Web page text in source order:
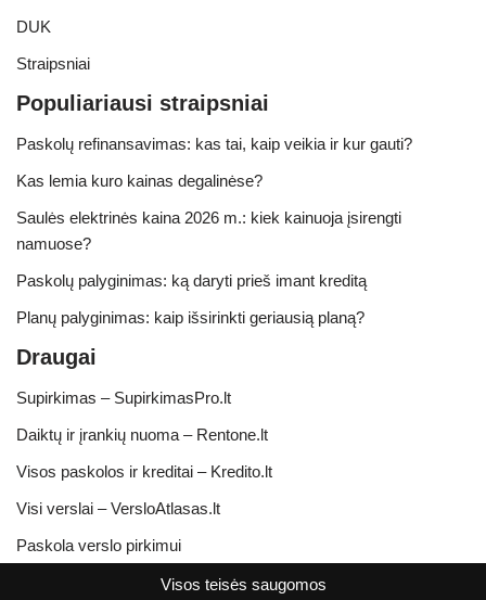
DUK
Straipsniai
Populiariausi straipsniai
Paskolų refinansavimas: kas tai, kaip veikia ir kur gauti?
Kas lemia kuro kainas degalinėse?
Saulės elektrinės kaina 2026 m.: kiek kainuoja įsirengti
namuose?
Paskolų palyginimas: ką daryti prieš imant kreditą
Planų palyginimas: kaip išsirinkti geriausią planą?
Draugai
Supirkimas – SupirkimasPro.lt
Daiktų ir įrankių nuoma – Rentone.lt
Visos paskolos ir kreditai – Kredito.lt
Visi verslai – VersloAtlasas.lt
Paskola verslo pirkimui
Visos teisės saugomos